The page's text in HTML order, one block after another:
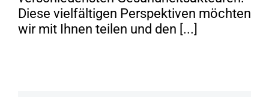
Diese vielfältigen Perspektiven möchten
wir mit Ihnen teilen und den [...]